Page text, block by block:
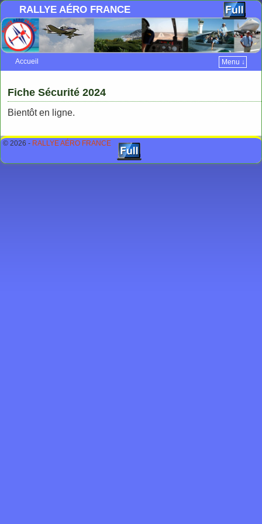
RALLYE AÉRO FRANCE
Accueil
Menu ↓
Fiche Sécurité 2024
Bientôt en ligne.
© 2026 - RALLYE AÉRO FRANCE